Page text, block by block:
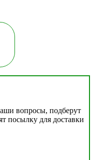
вопросы, подберут
посылку для доставки